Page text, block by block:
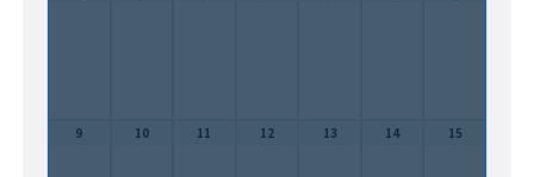
9 10 11 12 13 14 15